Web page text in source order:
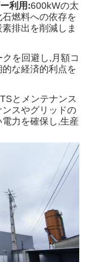
利用:600kWの太
燃料への依存を
排出を削減しま
を回避し,月額コ
な経済的利点を
とメンテナンス
スやグリッドの
力を確保し,生産